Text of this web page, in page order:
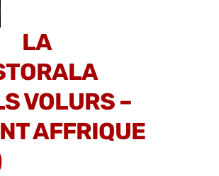
LA
VOLURS –
AFFRIQUE